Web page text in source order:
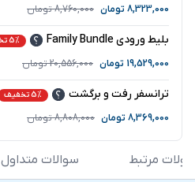
8,323,000 تومان 8,760,000تومان
بلیط ورودی Family Bundle 5% تخفیف
19,529,000 تومان 20,556,000تومان
ترانسفر رفت و برگشت 5% تخفیف
8,369,000 تومان 8,808,000تومان
مرتبط سوالات متداول